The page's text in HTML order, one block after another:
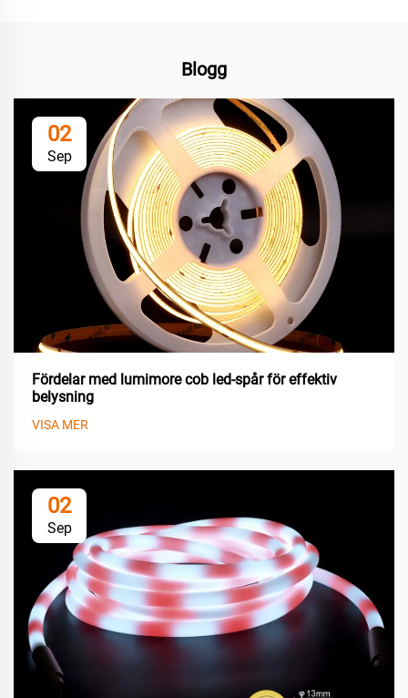
Blogg
02
Sep
Fördelar med lumimore cob led-spår för effektiv
belysning
VISA MER
02
Sep